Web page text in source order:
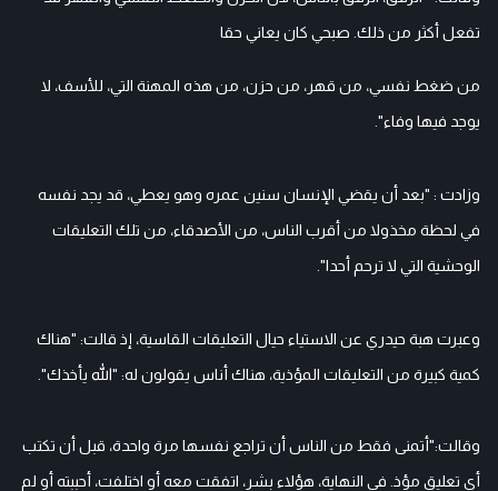
تفعل أكثر من ذلك. صبحي كان يعاني حقا
من ضغط نفسي، من قهر، من حزن، من هذه المهنة التي، للأسف، لا
يوجد فيها وفاء".
وزادت : "بعد أن يقضي الإنسان سنين عمره وهو يعطي، قد يجد نفسه
في لحظة مخذولا من أقرب الناس، من الأصدقاء، من تلك التعليقات
الوحشية التي لا ترحم أحدا".
وعبرت هبة حيدري عن الاستياء حيال التعليقات القاسية، إذ قالت: "هناك
كمية كبيرة من التعليقات المؤذية، هناك أناس يقولون له: "الله يأخذك".
وقالت:"أتمنى فقط من الناس أن تراجع نفسها مرة واحدة، قبل أن تكتب
أي تعليق مؤذ. في النهاية، هؤلاء بشر، اتفقت معه أو اختلفت، أحببته أو لم